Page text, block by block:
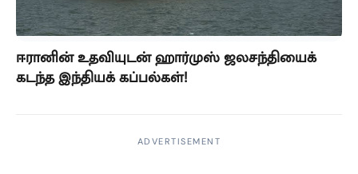
ஈரானின் உதவியுடன் ஹார்முஸ் ஜலசந்தியைக்
கடந்த இந்தியக் கப்பல்கள்!
ADVERTISEMENT